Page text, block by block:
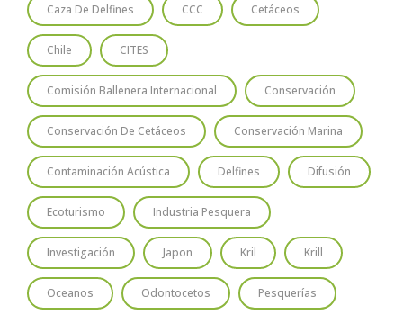
Caza De Delfines CCC Cetáceos
Chile CITES
Comisión Ballenera Internacional Conservación
Conservación De Cetáceos Conservación Marina
Contaminación Acústica Delfines Difusión
Ecoturismo Industria Pesquera
Investigación Japon Kril Krill
Oceanos Odontocetos Pesquerías